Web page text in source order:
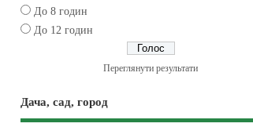
До 8 годин
До 12 годин
Переглянути результати
Дача, сад, город